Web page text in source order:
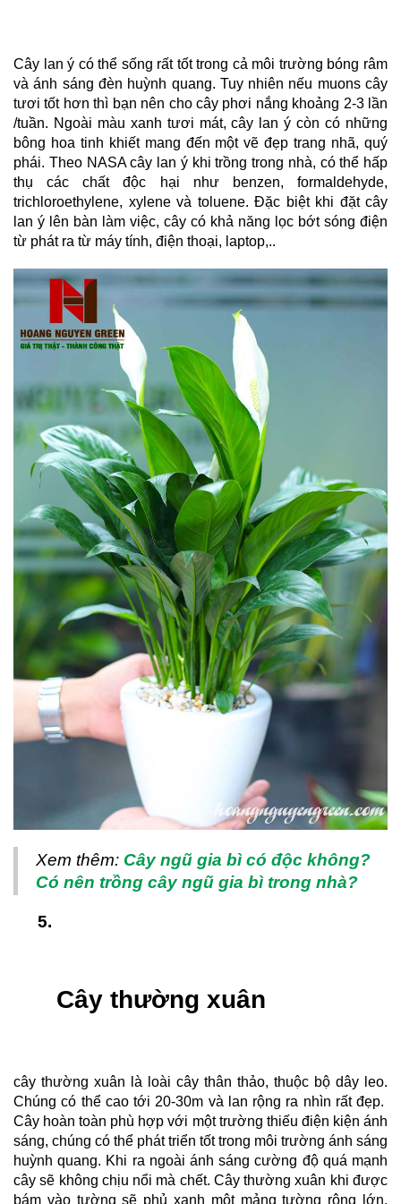
Cây lan ý có thể sống rất tốt trong cả môi trường bóng râm
và ánh sáng đèn huỳnh quang. Tuy nhiên nếu muons cây
tươi tốt hơn thì bạn nên cho cây phơi nắng khoảng 2-3 lần
/tuần. Ngoài màu xanh tươi mát, cây lan ý còn có những
bông hoa tinh khiết mang đến một vẽ đẹp trang nhã, quý
phái. Theo NASA cây lan ý khi trồng trong nhà, có thể hấp
thụ các chất độc hại như benzen, formaldehyde,
trichloroethylene, xylene và toluene. Đặc biệt khi đặt cây
lan ý lên bàn làm việc, cây có khả năng lọc bớt sóng điện
từ phát ra từ máy tính, điện thoại, laptop,..
Xem thêm: Cây ngũ gia bì có độc không?
Có nên trồng cây ngũ gia bì trong nhà?
Cây thường xuân
cây thường xuân là loài cây thân thảo, thuộc bộ dây leo.
Chúng có thể cao tới 20-30m và lan rộng ra nhìn rất đẹp.
Cây hoàn toàn phù hợp với một trường thiếu điện kiện ánh
sáng, chúng có thể phát triển tốt trong môi trường ánh sáng
huỳnh quang. Khi ra ngoài ánh sáng cường độ quá mạnh
cây sẽ không chịu nổi mà chết. Cây thường xuân khi được
bám vào tường sẽ phủ xanh một mảng tường rộng lớn,